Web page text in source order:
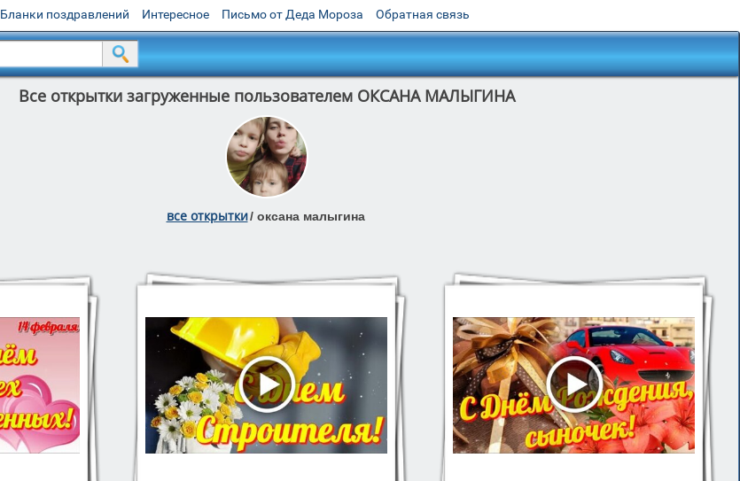
Бланки поздравлений Интересное Письмо от Деда Мороза Обратная связь
Все открытки загруженные пользователем ОКСАНА МАЛЫГИНА
все открытки/ оксана малыгина